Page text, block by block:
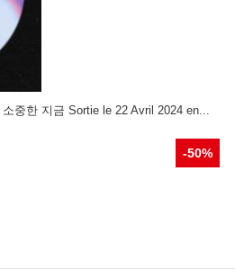
중한 지금 Sortie le 22 Avril 2024 en...
-50%